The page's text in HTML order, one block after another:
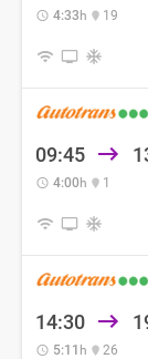
4:33 h 19
09:45
4:00 h 1
14:30
5:11 h 26